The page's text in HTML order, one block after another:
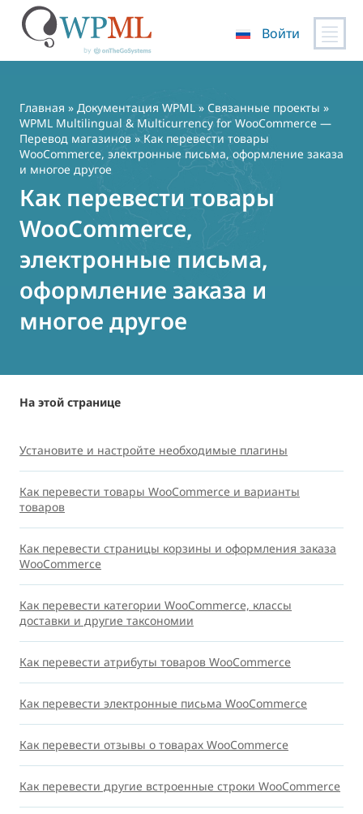
содержимому
Войти
Главная » Документация WPML » Связанные проекты »
WPML Multilingual & Multicurrency for WooCommerce —
Перевод магазинов » Как перевести товары
WooCommerce, электронные письма, оформление заказа
и многое другое
Как перевести товары
WooCommerce,
электронные письма,
оформление заказа и
многое другое
На этой странице
Установите и настройте необходимые плагины
Как перевести товары WooCommerce и варианты
товаров
Как перевести страницы корзины и оформления заказа
WooCommerce
Как перевести категории WooCommerce, классы
доставки и другие таксономии
Как перевести атрибуты товаров WooCommerce
Как перевести электронные письма WooCommerce
Как перевести отзывы о товарах WooCommerce
Как перевести другие встроенные строки WooCommerce